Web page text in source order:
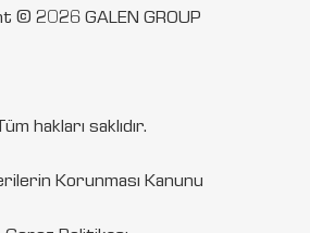
© 2026 GALEN GROUP
hakları saklıdır.
Korunması Kanunu